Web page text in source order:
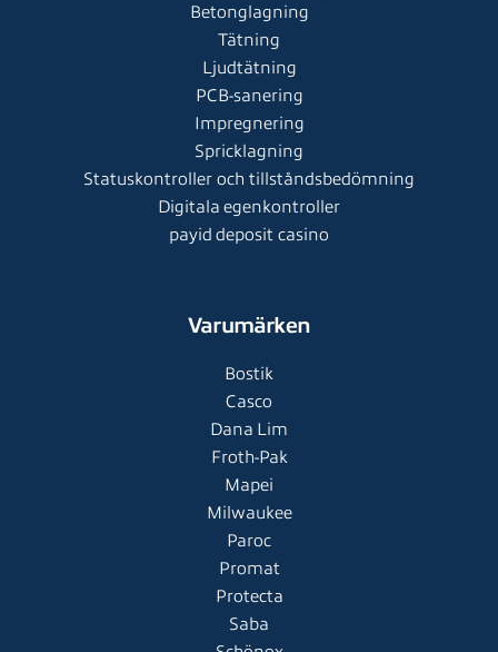
Betonglagning
Tätning
Ljudtätning
PCB-sanering
Impregnering
Spricklagning
Statuskontroller och tillståndsbedömning
Digitala egenkontroller
payid deposit casino
Varumärken
Bostik
Casco
Dana Lim
Froth-Pak
Mapei
Milwaukee
Paroc
Promat
Protecta
Saba